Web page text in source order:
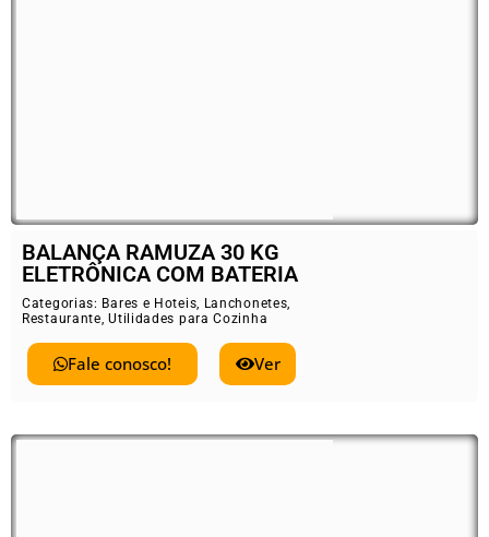
BALANÇA RAMUZA 30 KG
ELETRÔNICA COM BATERIA
Categorias: Bares e Hoteis, Lanchonetes,
Restaurante,Utilidades para Cozinha
Fale conosco! Ver